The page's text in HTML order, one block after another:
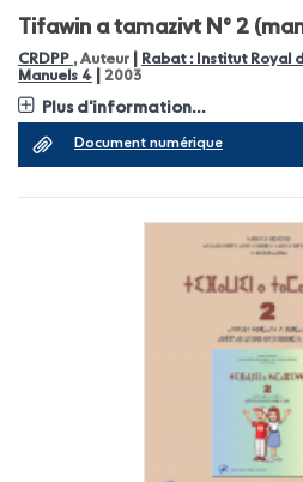
Tifawin a tamazivt N° 2
CRDPP , Auteur Rabat : Institut Royal
Manuels 4 2003
Plus d'information...
Document numérique